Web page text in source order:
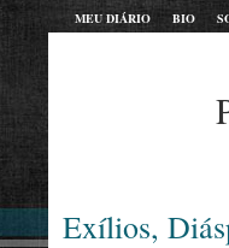
MEU DIÁRIO BIO
Exílios,